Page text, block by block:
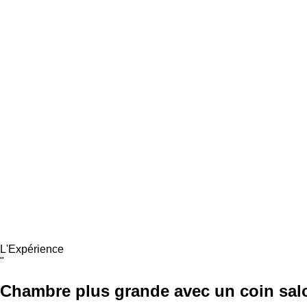
L'Expérience
"
Chambre plus grande avec un coin